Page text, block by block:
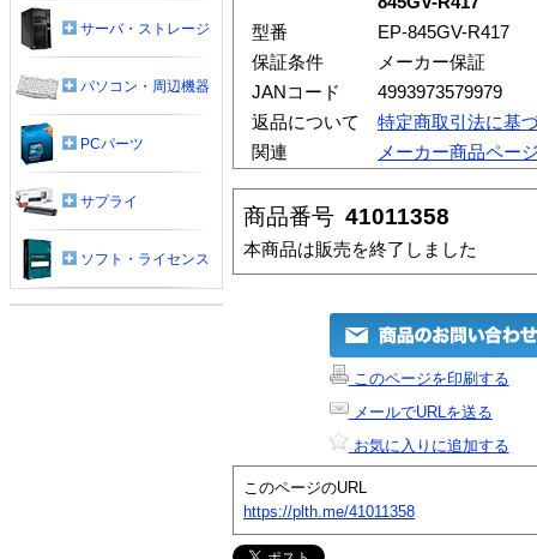
型番
EP-845GV-R417
保証条件
メーカー保証
JANコード
4993973579979
返品について
特定商取引法に基
関連
メーカー商品ペー
商品番号 41011358
本商品は販売を終了しました
このページを印刷する
メールでURLを送る
お気に入りに追加する
このページのURL
https://plth.me/41011358
サーバ・ストレージ
パソコン・周辺機器
PCパーツ
サプライ
ソフト・ライセンス